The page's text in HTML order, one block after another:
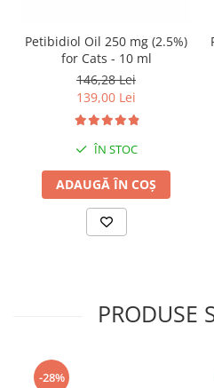
Petibidiol Oil 250 mg (2.5%)
for Cats - 10 ml
146,28 Lei
139,00 Lei
ÎN STOC
ADAUGĂ ÎN COȘ
PRODUSE
-28%